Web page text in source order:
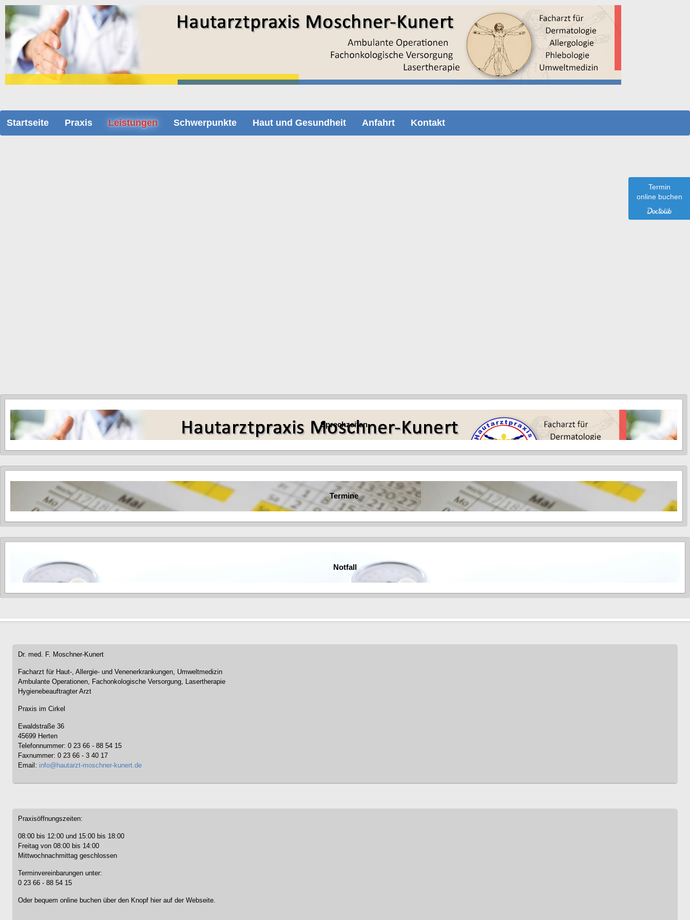
Startseite Praxis Leistungen Schwerpunkte Haut und Gesundheit Anfahrt Kontakt
Sprechzeiten
Termine
Notfall
Dr. med. F. Moschner-Kunert
Facharzt für Haut-, Allergie- und Venenerkrankungen, Umweltmedizin
Ambulante Operationen, Fachonkologische Versorgung, Lasertherapie
Hygienebeauftragter Arzt
Praxis im Cirkel
Ewaldstraße 36
45699 Herten
Telefonnummer: 0 23 66 - 88 54 15
Faxnummer: 0 23 66 - 3 40 17
Email: info@hautarzt-moschner-kunert.de
Praxisöffnungszeiten:
08:00 bis 12:00 und 15:00 bis 18:00
Freitag von 08:00 bis 14:00
Mittwochnachmittag geschlossen
Terminvereinbarungen unter:
0 23 66 - 88 54 15
Oder bequem online buchen über den Knopf hier auf der Webseite.
Termin
online buchen